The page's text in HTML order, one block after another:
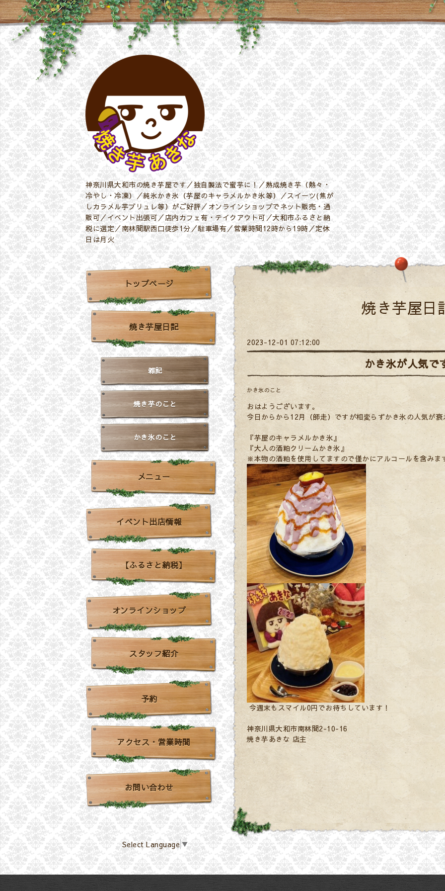
神奈川県大和市の焼き芋屋です／独自製法で蜜芋に！／熟成焼き芋（熱々・
冷やし・冷凍）／純氷かき氷（芋屋のキャラメルかき氷等）／スイーツ(焦が
しカラメル芋ブリュレ等）がご好評／オンラインショップでネット販売・通
販可／イベント出張可／店内カフェ有・テイクアウト可／大和市ふるさと納
税に選定／南林間駅西口徒歩1分／駐車場有／営業時間12時から19時／定休
日は月火
焼き芋屋日
2023-12-01 07:12:00
かき氷が人気で
かき氷のこと
おはようございます。
今日からから12月（師走）ですが相変らずかき氷の人気が
『芋屋のキャラメルかき氷』
『大人の酒粕クリームかき氷』
※本物の酒粕を使用してますので僅かにアルコールを含みま
今週末もスマイル0円でお待ちしています！
神奈川県大和市南林間2-10-16
焼き芋あきな 店主
トップページ
焼き芋屋日記
雑記
焼き芋のこと
かき氷のこと
メニュー
イベント出店情報
【ふるさと納税】
オンラインショップ
スタッフ紹介
予約
アクセス・営業時間
お問い合わせ
Select Language▼